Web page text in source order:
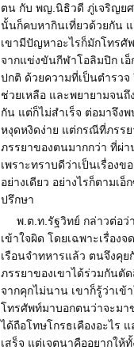
ตน กับ พญ.นิธิวดี ภู่เจริญยศ
นั้นก็คบหากินเที่ยวด้วยกัน
เขามีปัญหาอะไรก็มักโทรศั
จากแข่งขันกีฬาโอลิมปิก เ
ปกติ ด้วยความที่เป็นตำรวจ
ช่วยเหลือ และพยายามจน
กัน แต่ก็ไม่สำเร็จ ต่อมาจึง
หงุดหงิดง่าย แต่กรณีที่ภรร
ภรรยาของตนมากกว่า ที่ผ่า
เพราะทราบดีว่าเป็นเรื่อง
อย่างเดียว อย่างไรก็ตามเ
ปรึกษา
พ.ต.ท.รัฐวิทย์ กล่าวต่อว่
เข้าใจผิด โดยเฉพาะเรื่อง
เรือนจำทหารแล้ว ตนจึงคุ
ภรรยาของเขาได้ร่วมกันตั
จากคุกไม่นาน เขาก็รู้ว่าเข้
โทรศัพท์มาบอกตนว่าจะมา
ได้ถือโทษโกรธเคืองอะไร
เสร็จ แต่เจตนาคืออยากให้